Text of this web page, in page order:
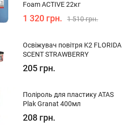
Foam ACTIVE 22кг
1 320 грн. 1 510 грн.
Освіжувач повітря K2 FLORIDA
SCENT STRAWBERRY
205 грн.
Поліроль для пластику ATAS
Plak Granat 400мл
208 грн.